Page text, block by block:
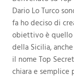
Dario Lo Turco
fa ho deciso di
obiettivo è quello
della Sicilia,
il nome Top
chiara e semplice